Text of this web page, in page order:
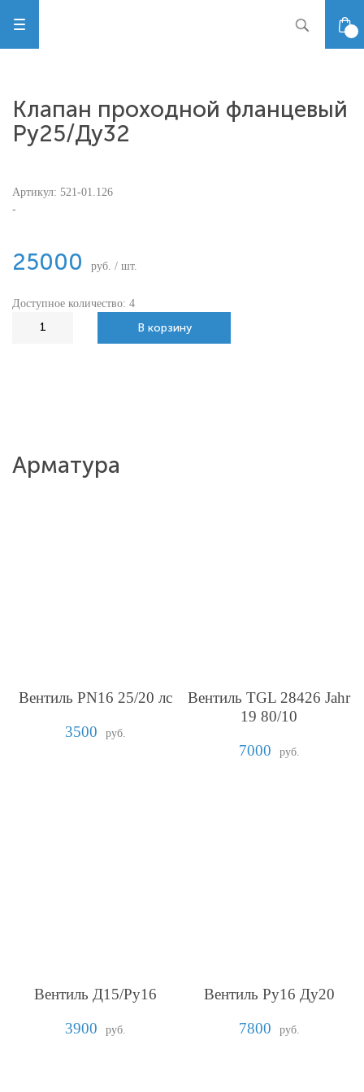
Клапан проходной фланцевый
Ру25/Ду32
Артикул: 521-01.126
-
25000 руб. / шт.
Доступное количество: 4
В корзину
Арматура
Вентиль PN16 25/20 лс
3500
руб.
Вентиль TGL 28426 Jahr
19 80/10
7000
руб.
Вентиль Д15/Ру16
3900
руб.
Вентиль Ру16 Ду20
7800
руб.